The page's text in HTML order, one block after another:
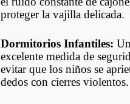
proteger la vajilla delicada.
Dormitorios Infantiles:
excelente medida de
evitar que los niños se
dedos con cierres violentos.